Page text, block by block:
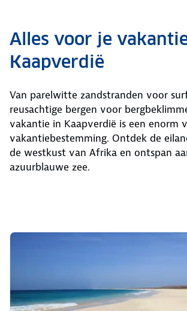
Alles voor je
Kaapverdië
Van parelwitte zandstranden voor
reusachtige bergen voor
vakantie in Kaapverdië is een enorm
vakantiebestemming. Ontdek de
de westkust van Afrika en ontspan
azuurblauwe zee.